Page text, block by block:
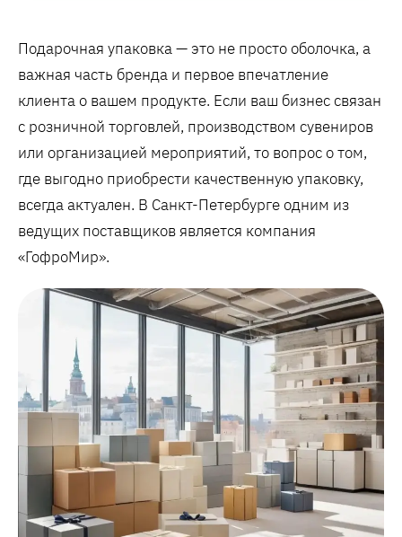
Подарочная упаковка — это не просто оболочка, а
важная часть бренда и первое впечатление
клиента о вашем продукте. Если ваш бизнес связан
с розничной торговлей, производством сувениров
или организацией мероприятий, то вопрос о том,
где выгодно приобрести качественную упаковку,
всегда актуален. В Санкт-Петербурге одним из
ведущих поставщиков является компания
«ГофроМир».